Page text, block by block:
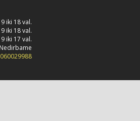
9 iki 18 val.
9 iki 18 val.
9 iki 17 val.
Nedirbame